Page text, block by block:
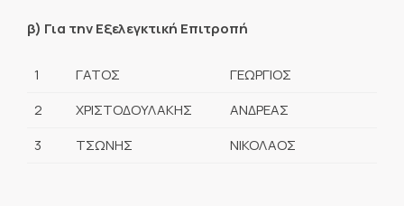
β) Για την Εξελεγκτική Επιτροπή
1 ΓΑΤΟΣ
ΓΕΩΡΓΙΟΣ
2
ΧΡΙΣΤΟΔΟΥΛΑΚΗΣ
ΑΝΔΡΕΑΣ
3
ΤΣΩΝΗΣ ΝΙΚΟΛΑΟΣ